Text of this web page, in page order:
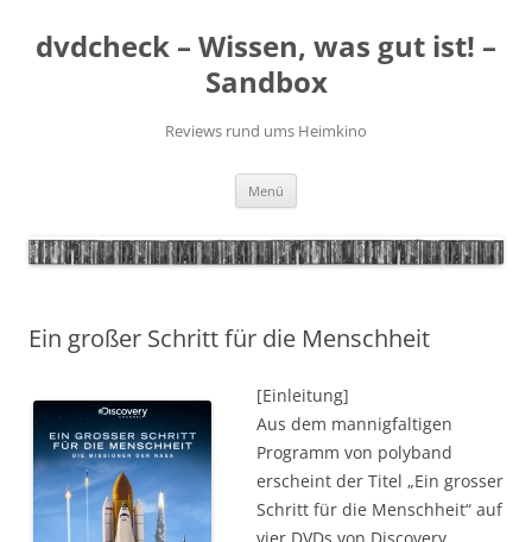
springen
dvdcheck – Wissen, was gut ist! –
Sandbox
Reviews rund ums Heimkino
Menü
Ein großer Schritt für die Menschheit
[Einleitung]
Aus dem mannigfaltigen
Programm von polyband
erscheint der Titel „Ein grosser
Schritt für die Menschheit“ auf